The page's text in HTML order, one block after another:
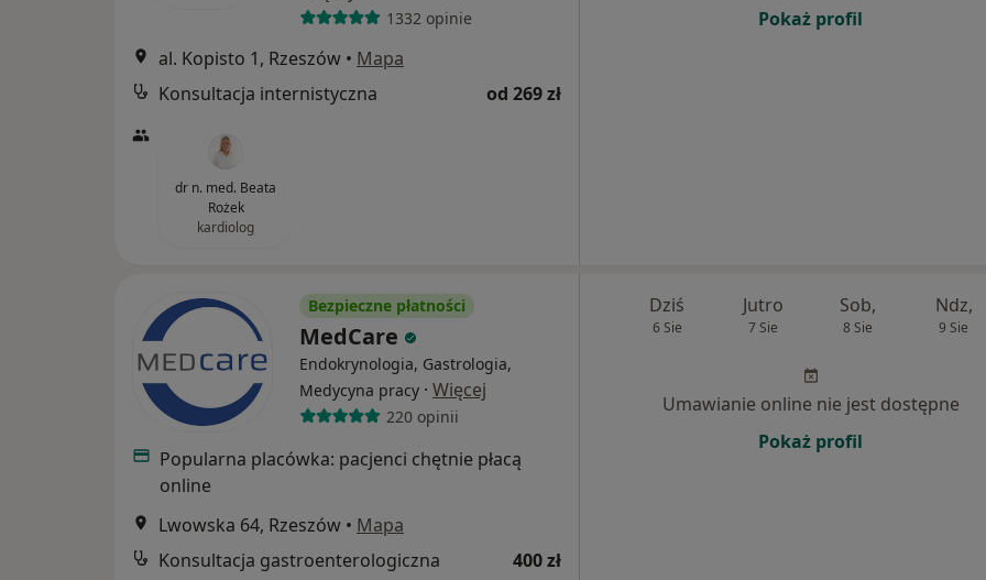
1332 opinie
al. Kopisto 1, Rzeszów • Mapa
Konsultacja internistyczna
od 269 zł
dr n. med. Beata
Rożek
kardiolog
Pokaż profil
Bezpieczne płatności
MedCare
Endokrynologia, Gastrologia,
Medycyna pracy · Więcej
220 opinii
Popularna placówka: pacjenci chętnie płacą
online
Lwowska 64, Rzeszów • Mapa
Konsultacja gastroenterologiczna
400 zł
Dziś
6 Sie
Jutro
7 Sie
Sob,
8 Sie
Ndz,
9 Sie
Umawianie online nie jest dostępne
Pokaż profil